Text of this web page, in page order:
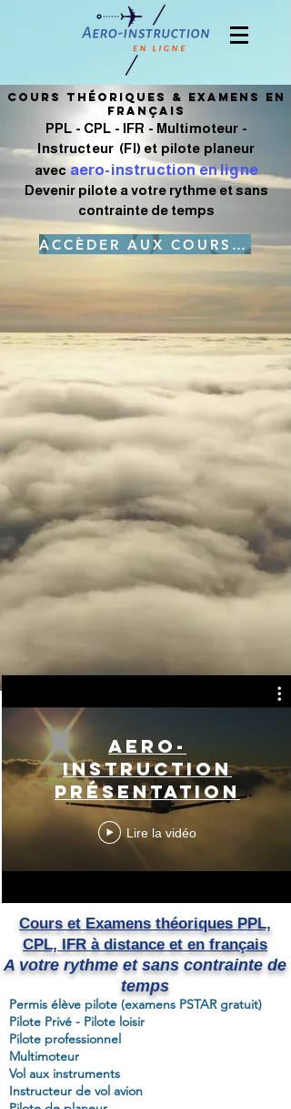
Cours théoriques & examens en
français
PPL - CPL - IFR - Multimoteur -
Instructeur (FI) et pilote planeur
avecaero-instruction en ligne
Devenir pilote a votre rythme et sans
contrainte de temps
ACCÈDER AUX COURS THÉORIQUES EN LIGNE
Aero-
instruction
présentation
Lire la vidéo
Cours et Examens théoriques PPL,
CPL, IFR à distance et en français
A votre rythme et sans contrainte de
temps
Permis élève pilote (examens PSTAR gratuit)
Pilote Privé - Pilote loisir
Pilote professionnel
Multimoteur
Vol aux instruments
Instructeur de vol avion